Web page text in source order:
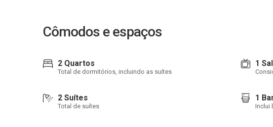
Cômodos e espaços
2 Quartos
Total de dormitórios, incluindo as suítes
1
2 Suítes
Total de suítes
1
Inclui